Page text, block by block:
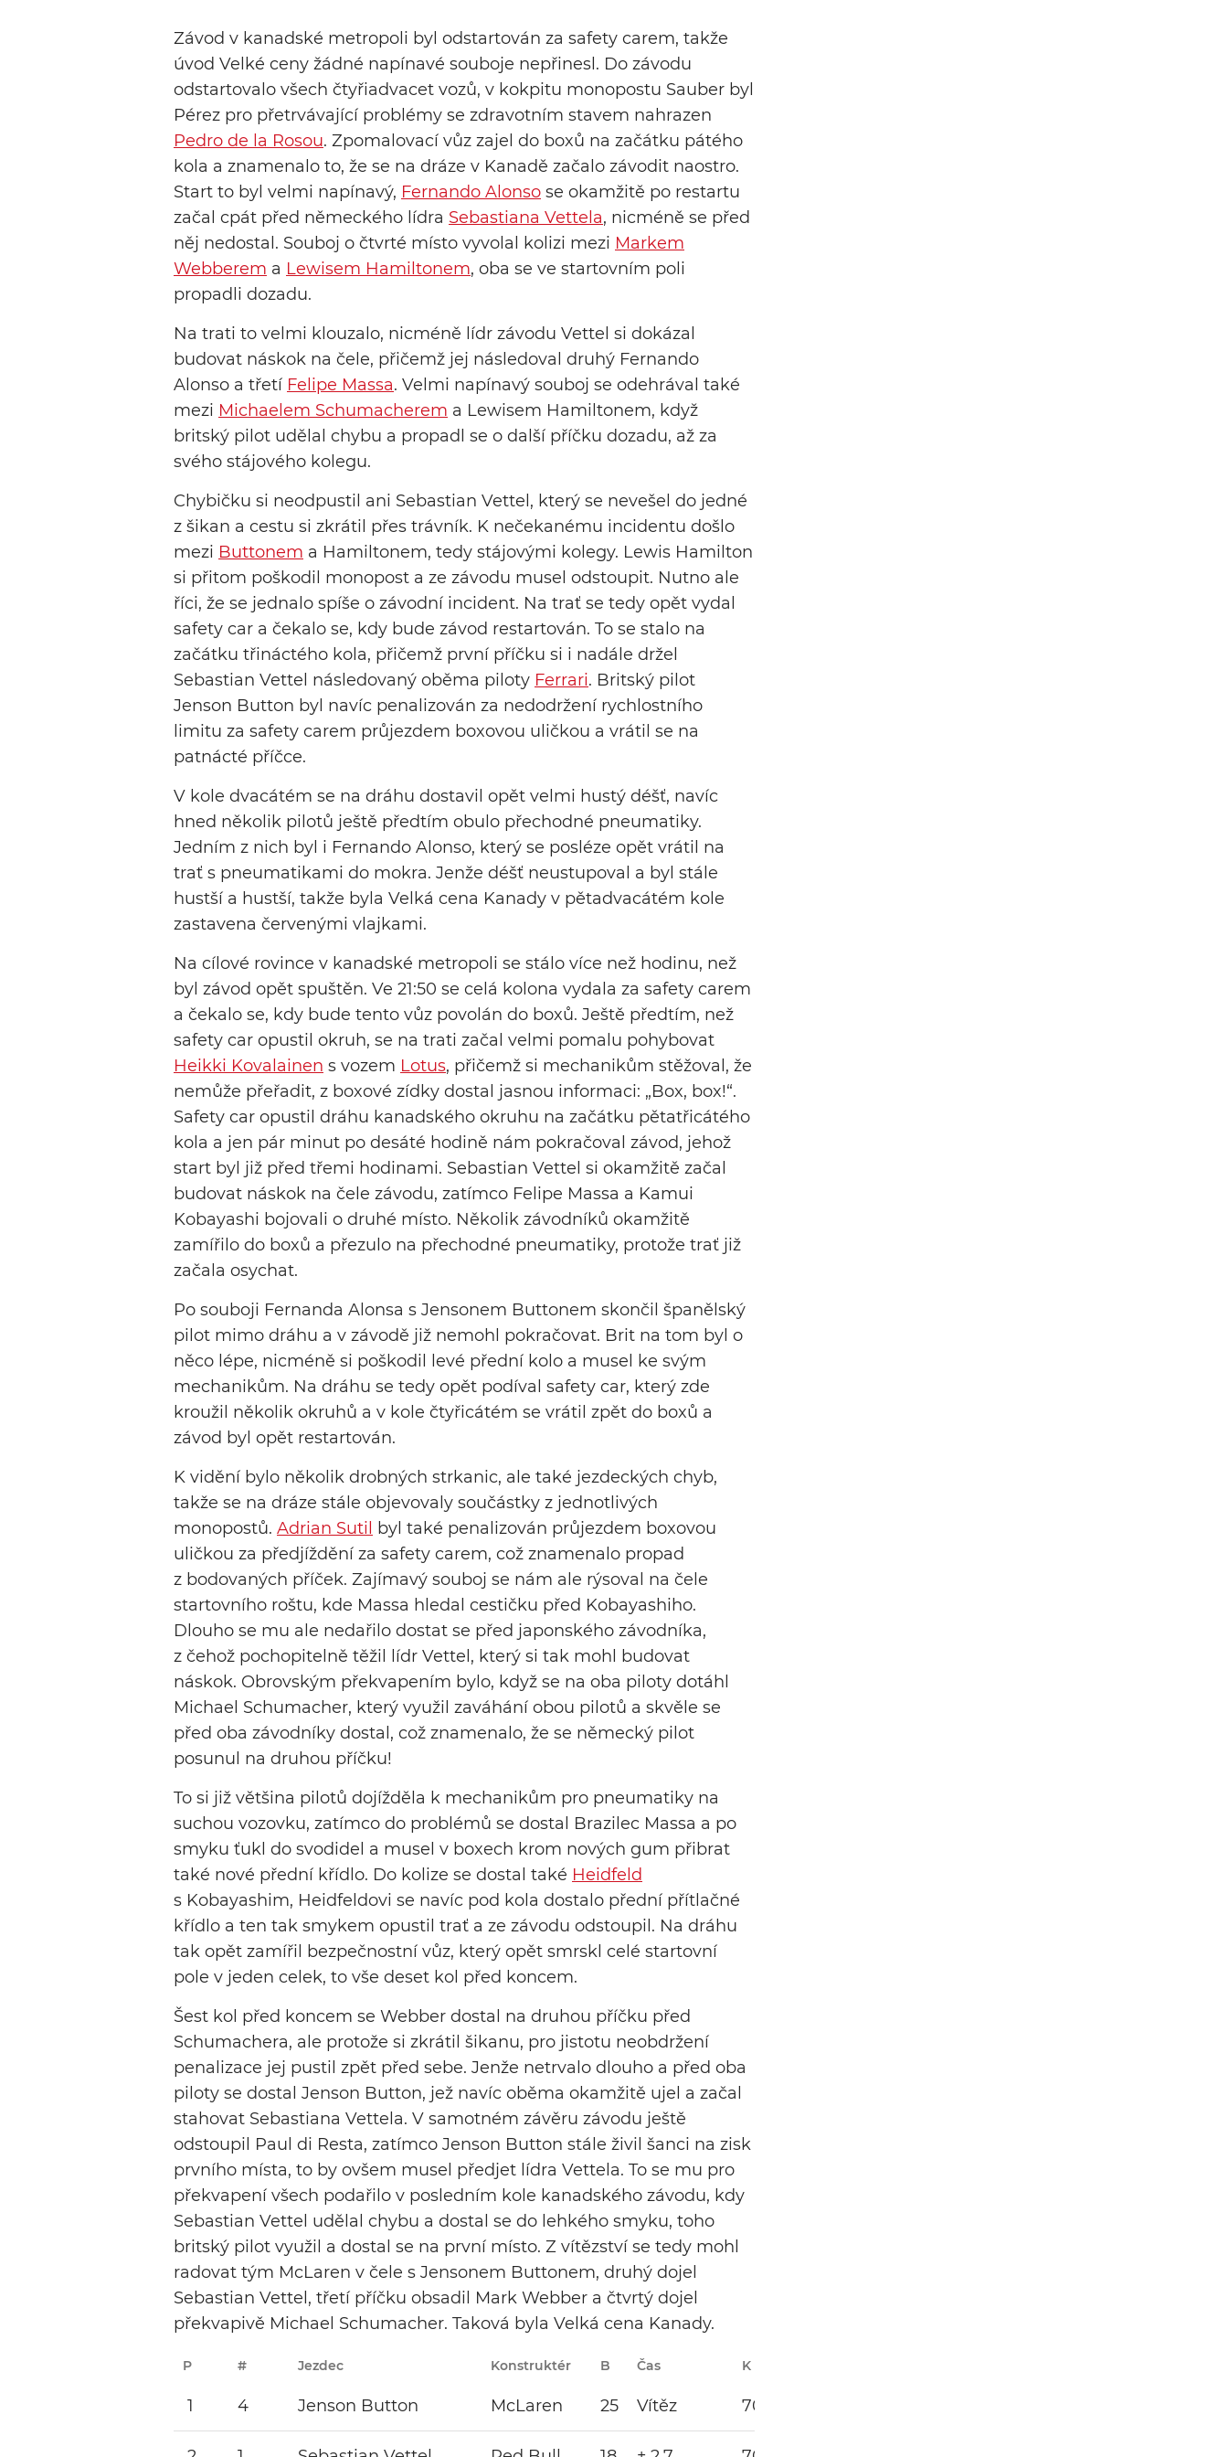
Závod v kanadské metropoli byl odstartován za safety carem, takže
úvod Velké ceny žádné napínavé souboje nepřinesl. Do závodu
odstartovalo všech čtyřiadvacet vozů, v kokpitu monopostu Sauber byl
Pérez pro přetrvávající problémy se zdravotním stavem nahrazen
Pedro de la Rosou. Zpomalovací vůz zajel do boxů na začátku pátého
kola a znamenalo to, že se na dráze v Kanadě začalo závodit naostro.
Start to byl velmi napínavý, Fernando Alonso se okamžitě po restartu
začal cpát před německého lídra Sebastiana Vettela, nicméně se před
něj nedostal. Souboj o čtvrté místo vyvolal kolizi mezi Markem
Webberem a Lewisem Hamiltonem, oba se ve startovním poli
propadli dozadu.
Na trati to velmi klouzalo, nicméně lídr závodu Vettel si dokázal
budovat náskok na čele, přičemž jej následoval druhý Fernando
Alonso a třetí Felipe Massa. Velmi napínavý souboj se odehrával také
mezi Michaelem Schumacherem a Lewisem Hamiltonem, když
britský pilot udělal chybu a propadl se o další příčku dozadu, až za
svého stájového kolegu.
Chybičku si neodpustil ani Sebastian Vettel, který se nevešel do jedné
z šikan a cestu si zkrátil přes trávník. K nečekanému incidentu došlo
mezi Buttonem a Hamiltonem, tedy stájovými kolegy. Lewis Hamilton
si přitom poškodil monopost a ze závodu musel odstoupit. Nutno ale
říci, že se jednalo spíše o závodní incident. Na trať se tedy opět vydal
safety car a čekalo se, kdy bude závod restartován. To se stalo na
začátku třináctého kola, přičemž první příčku si i nadále držel
Sebastian Vettel následovaný oběma piloty Ferrari. Britský pilot
Jenson Button byl navíc penalizován za nedodržení rychlostního
limitu za safety carem průjezdem boxovou uličkou a vrátil se na
patnácté příčce.
V kole dvacátém se na dráhu dostavil opět velmi hustý déšť, navíc
hned několik pilotů ještě předtím obulo přechodné pneumatiky.
Jedním z nich byl i Fernando Alonso, který se posléze opět vrátil na
trať s pneumatikami do mokra. Jenže déšť neustupoval a byl stále
hustší a hustší, takže byla Velká cena Kanady v pětadvacátém kole
zastavena červenými vlajkami.
Na cílové rovince v kanadské metropoli se stálo více než hodinu, než
byl závod opět spuštěn. Ve 21:50 se celá kolona vydala za safety carem
a čekalo se, kdy bude tento vůz povolán do boxů. Ještě předtím, než
safety car opustil okruh, se na trati začal velmi pomalu pohybovat
Heikki Kovalainen s vozem Lotus, přičemž si mechanikům stěžoval, že
nemůže přeřadit, z boxové zídky dostal jasnou informaci: „Box, box!“.
Safety car opustil dráhu kanadského okruhu na začátku pětatřicátého
kola a jen pár minut po desáté hodině nám pokračoval závod, jehož
start byl již před třemi hodinami. Sebastian Vettel si okamžitě začal
budovat náskok na čele závodu, zatímco Felipe Massa a Kamui
Kobayashi bojovali o druhé místo. Několik závodníků okamžitě
zamířilo do boxů a přezulo na přechodné pneumatiky, protože trať již
začala osychat.
Po souboji Fernanda Alonsa s Jensonem Buttonem skončil španělský
pilot mimo dráhu a v závodě již nemohl pokračovat. Brit na tom byl o
něco lépe, nicméně si poškodil levé přední kolo a musel ke svým
mechanikům. Na dráhu se tedy opět podíval safety car, který zde
kroužil několik okruhů a v kole čtyřicátém se vrátil zpět do boxů a
závod byl opět restartován.
K vidění bylo několik drobných strkanic, ale také jezdeckých chyb,
takže se na dráze stále objevovaly součástky z jednotlivých
monopostů. Adrian Sutil
byl také penalizován průjezdem boxovou
uličkou za předjíždění za safety carem, což znamenalo propad
z bodovaných příček. Zajímavý souboj se nám ale rýsoval na čele
startovního roštu, kde Massa hledal cestičku před Kobayashiho.
Dlouho se mu ale nedařilo dostat se před japonského závodníka,
z čehož pochopitelně těžil lídr Vettel, který si tak mohl budovat
náskok. Obrovským překvapením bylo, když se na oba piloty dotáhl
Michael Schumacher, který využil zaváhání obou pilotů a skvěle se
před oba závodníky dostal, což znamenalo, že se německý pilot
posunul na druhou příčku!
To si již většina pilotů dojížděla k mechanikům pro pneumatiky na
suchou vozovku, zatímco do problémů se dostal Brazilec Massa a po
smyku ťukl do svodidel a musel v boxech krom nových gum přibrat
také nové přední křídlo. Do kolize se dostal také Heidfeld
s Kobayashim, Heidfeldovi se navíc pod kola dostalo přední přítlačné
křídlo a ten tak smykem opustil trať a ze závodu odstoupil. Na dráhu
tak opět zamířil bezpečnostní vůz, který opět smrskl celé startovní
pole v jeden celek, to vše deset kol před koncem.
Šest kol před koncem se Webber dostal na druhou příčku před
Schumachera, ale protože si zkrátil šikanu, pro jistotu neobdržení
penalizace jej pustil zpět před sebe. Jenže netrvalo dlouho a před oba
piloty se dostal Jenson Button, jež navíc oběma okamžitě ujel a začal
stahovat Sebastiana Vettela. V samotném závěru závodu ještě
odstoupil Paul di Resta, zatímco Jenson Button stále živil šanci na zisk
prvního místa, to by ovšem musel předjet lídra Vettela. To se mu pro
překvapení všech podařilo v posledním kole kanadského závodu, kdy
Sebastian Vettel udělal chybu a dostal se do lehkého smyku, toho
britský pilot využil a dostal se na první místo. Z vítězství se tedy mohl
radovat tým McLaren v čele s Jensonem Buttonem, druhý dojel
Sebastian Vettel, třetí příčku obsadil Mark Webber a čtvrtý dojel
překvapivě Michael Schumacher. Taková byla Velká cena Kanady.
P # Jezdec Konstruktér B Čas K
1 4 Jenson Button McLaren 25 Vítěz 70